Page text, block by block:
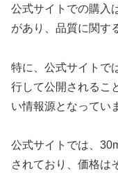
公式サイトでの購入
があり、品質に関す
特に、公式サイトで
行して公開されるこ
い情報源となってい
公式サイトでは、
されており、価格は